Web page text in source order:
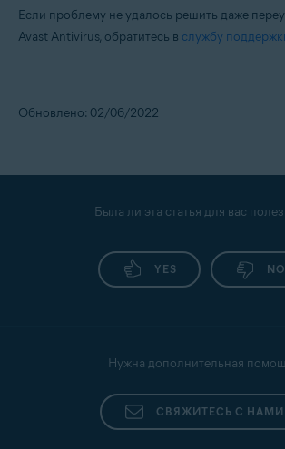
Если проблему не удалось решить даже
Avast Antivirus, обратитесь в службу
Обновлено: 02/06/2022
Была ли эта статья для вас
YES NO
Нужна дополнительная
СВЯЖИТЕСЬ С НАМИ